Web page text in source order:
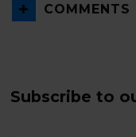
COMMENTS
Subscribe to